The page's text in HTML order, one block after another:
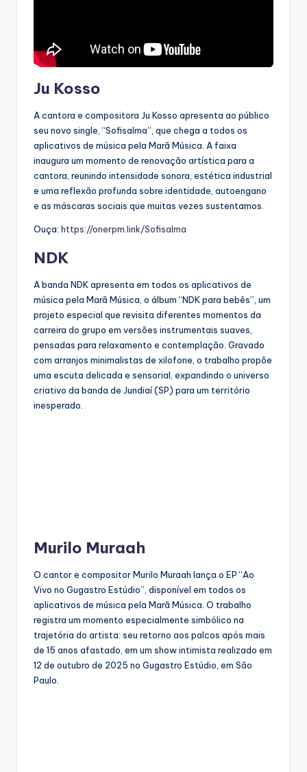
Ju Kosso
A cantora e compositora Ju Kosso apresenta ao público
seu novo single, “Sofisalma”, que chega a todos os
aplicativos de música pela Marã Música. A faixa
inaugura um momento de renovação artística para a
cantora, reunindo intensidade sonora, estética industrial
e uma reflexão profunda sobre identidade, autoengano
e as máscaras sociais que muitas vezes sustentamos.
Ouça: https://onerpm.link/Sofisalma
NDK
A banda NDK apresenta em todos os aplicativos de
música pela Marã Música, o álbum “NDK para bebês”, um
projeto especial que revisita diferentes momentos da
carreira do grupo em versões instrumentais suaves,
pensadas para relaxamento e contemplação. Gravado
com arranjos minimalistas de xilofone, o trabalho propõe
uma escuta delicada e sensorial, expandindo o universo
criativo da banda de Jundiaí (SP) para um território
inesperado.
Murilo Muraah
O cantor e compositor Murilo Muraah lança o EP “Ao
Vivo no Gugastro Estúdio”, disponível em todos os
aplicativos de música pela Marã Música. O trabalho
registra um momento especialmente simbólico na
trajetória do artista: seu retorno aos palcos após mais
de 15 anos afastado, em um show intimista realizado em
12 de outubro de 2025 no Gugastro Estúdio, em São
Paulo.